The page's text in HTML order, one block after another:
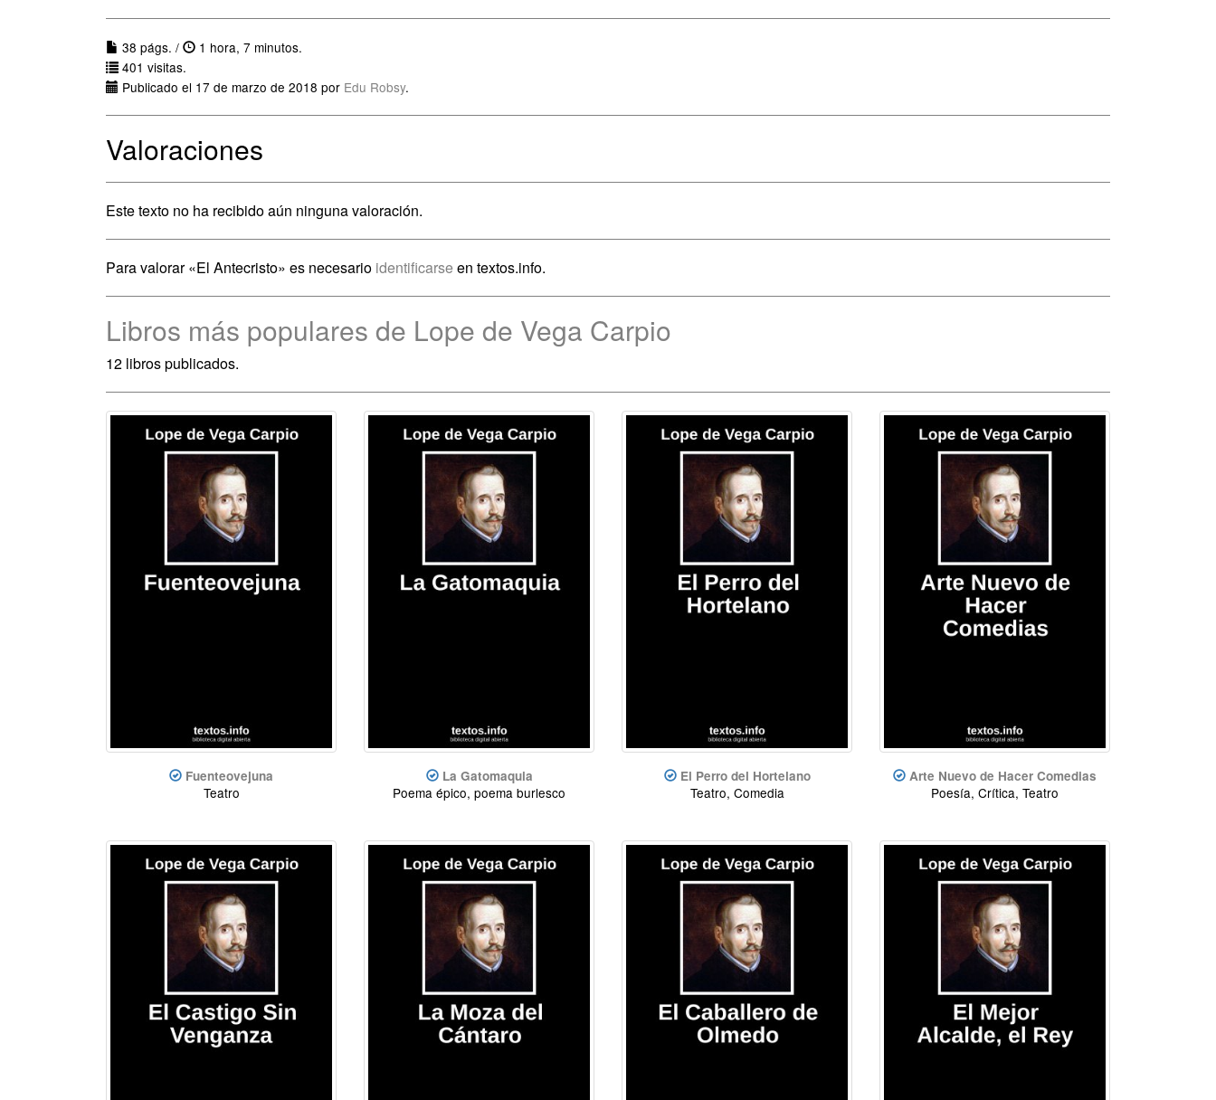
38 págs. /
1 hora, 7 minutos.
401 visitas.
Publicado el 17 de marzo de 2018 por Edu Robsy.
Valoraciones
Este texto no ha recibido aún ninguna valoración.
Para valorar «El Antecristo» es necesario identificarse en textos.info.
Libros más populares de Lope de Vega Carpio
12 libros publicados.
Fuenteovejuna
Teatro
La Gatomaquia
Poema épico, poema burlesco
El Perro del Hortelano
Teatro, Comedia
Arte Nuevo de Hacer Comedias
Poesía, Crítica, Teatro